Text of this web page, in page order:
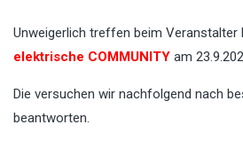
Unweigerlich treffen beim Veranstalter
elektrische COMMUNITY am
Die versuchen wir nachfolgend nach
beantworten.